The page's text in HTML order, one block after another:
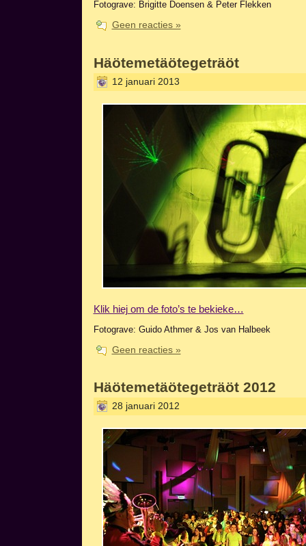
Fotograve: Brigitte Doensen & Peter Flekken
Geen reacties »
Häötemetäötegeträöt
12 januari 2013
Klik hiej om de foto’s te bekieke…
Fotograve: Guido Athmer & Jos van Halbeek
Geen reacties »
Häötemetäötegeträöt 2012
28 januari 2012